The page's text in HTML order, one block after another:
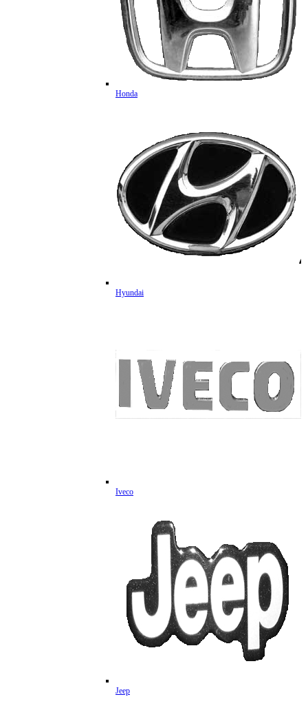
Honda
Hyundai
Iveco
Jeep